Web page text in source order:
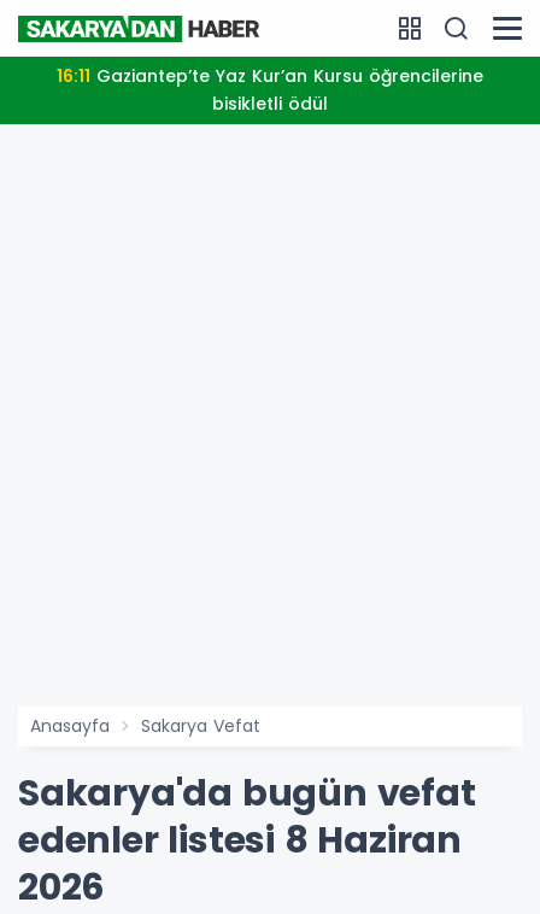
16:11
bisikletli ödül
Anasayfa Sakarya Vefat
Sakarya'da bugün vefat
edenler listesi 8 Haziran
2026